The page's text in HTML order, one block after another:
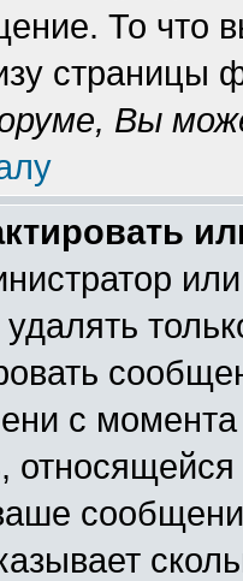
То что
страницы
Вы
удалять
с
,